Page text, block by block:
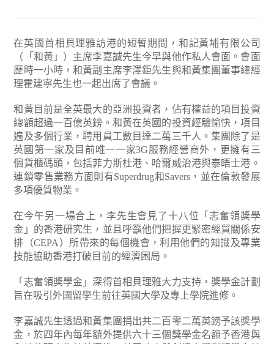
在英國首相貝理雅訪港的短暫期間，和記黃埔有限公司
（「和黃」）主席李嘉誠先生今早與他作私人會面。會面
歷時一小時，和黃副主席李澤鉅先生與和黃集團董事總經
理霍建寧先生也一起出席了會議。
和黃目前是全英最大的亞洲投資者，佔有權益的項目投資
總額超過一百億英鎊。和黃在英國的投資經驗愉快，項目
遍及多個行業，聘用員工數目達二萬三千人。集團除了是
英國第一家及目前唯一一家3G服務經營商外，更擁有三
個貨櫃碼頭，包括菲力斯杜港、哈爾威治港與泰晤士港。
連鎖零售業務方面則有Superdrug和Savers，並在倫敦發展
多項優質物業。
在今午另一場合上，李先生會見了十八位「志奮領獎學
金」的香港研究生，並且呼籲他們把握更緊密經貿關係安
排（CEPA）所帶來的每個機會，利用他們的知識及專業
技能協助香港打破目前的經濟困局。
「志奮領獎學金」深得首相貝理雅大力支持，獎學金計劃
旨在吸引外國留學生前往英國大學及專上學院進修。
李嘉誠先生透過和黃集團捐出共二百零二萬英鎊予該獎學
金，於四年內每年額外提供六十三個獎學金名額予香港與